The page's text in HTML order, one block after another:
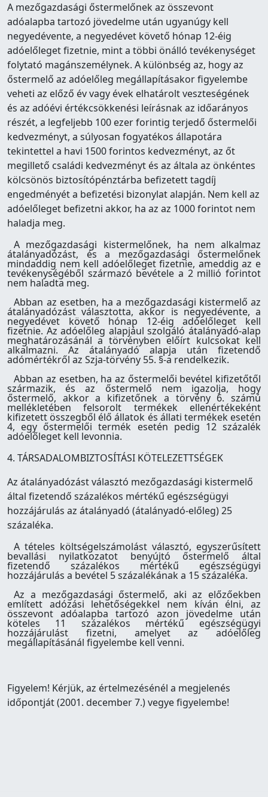
A mezőgazdasági őstermelőnek az összevont
adóalapba tartozó jövedelme után ugyanúgy kell
negyedévente, a negyedévet követő hónap 12-éig
adóelőleget fizetnie, mint a többi önálló tevékenységet
folytató magánszemélynek. A különbség az, hogy az
őstermelő az adóelőleg megállapításakor figyelembe
veheti az előző év vagy évek elhatárolt veszteségének
és az adóévi értékcsökkenési leírásnak az időarányos
részét, a legfeljebb 100 ezer forintig terjedő őstermelői
kedvezményt, a súlyosan fogyatékos állapotára
tekintettel a havi 1500 forintos kedvezményt, az őt
megillető családi kedvezményt és az általa az önkéntes
kölcsönös biztosítópénztárba befizetett tagdíj
engedményét a befizetési bizonylat alapján. Nem kell az
adóelőleget befizetni akkor, ha az az 1000 forintot nem
haladja meg.
A mezőgazdasági kistermelőnek, ha nem alkalmaz
átalányadózást, és a mezőgazdasági őstermelőnek
mindaddig nem kell adóelőleget fizetnie, ameddig az e
tevékenységéből származó bevétele a 2 millió forintot
nem haladta meg.
Abban az esetben, ha a mezőgazdasági kistermelő az
átalányadózást választotta, akkor is negyedévente, a
negyedévet követő hónap 12-éig adóelőleget kell
fizetnie. Az adóelőleg alapjául szolgáló átalányadó-alap
meghatározásánál a törvényben előírt kulcsokat kell
alkalmazni. Az átalányadó alapja után fizetendő
adómértékről az Szja-törvény 55. §-a rendelkezik.
Abban az esetben, ha az őstermelői bevétel kifizetőtől
származik, és az őstermelő nem igazolja, hogy
őstermelő, akkor a kifizetőnek a törvény 6. számú
mellékletében felsorolt termékek ellenértékeként
kifizetett összegből élő állatok és állati termékek esetén
4, egy őstermelői termék esetén pedig 12 százalék
adóelőleget kell levonnia.
4. TÁRSADALOMBIZTOSÍTÁSI KÖTELEZETTSÉGEK
Az átalányadózást választó mezőgazdasági kistermelő
által fizetendő százalékos mértékű egészségügyi
hozzájárulás az átalányadó (átalányadó-előleg) 25
százaléka.
A tételes költségelszámolást választó, egyszerűsített
bevallási nyilatkozatot benyújtó őstermelő által
fizetendő százalékos mértékű egészségügyi
hozzájárulás a bevétel 5 százalékának a 15 százaléka.
Az a mezőgazdasági őstermelő, aki az előzőekben
említett adózási lehetőségekkel nem kíván élni, az
összevont adóalapba tartozó azon jövedelme után
köteles 11 százalékos mértékű egészségügyi
hozzájárulást fizetni, amelyet az adóelőleg
megállapításánál figyelembe kell venni.
Figyelem! Kérjük, az értelmezésénél a megjelenés
időpontját (2001. december 7.) vegye figyelembe!